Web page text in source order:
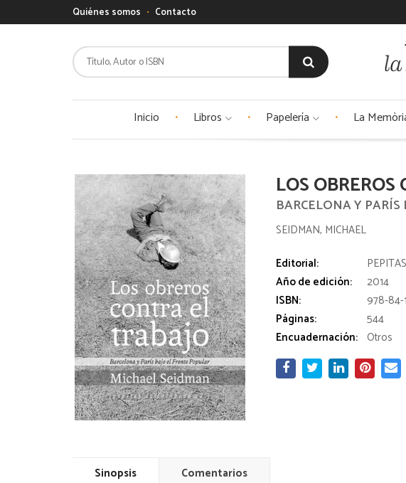
Quiénes somos Contacto
Inicio Libros Papelería La
LOS
BARCELONA Y
SEIDMAN, MICHAEL
Editorial:
Año de edición:
2014
ISBN:
978-84-
Páginas:
544
Encuadernación: Otros
Sinopsis Comentarios